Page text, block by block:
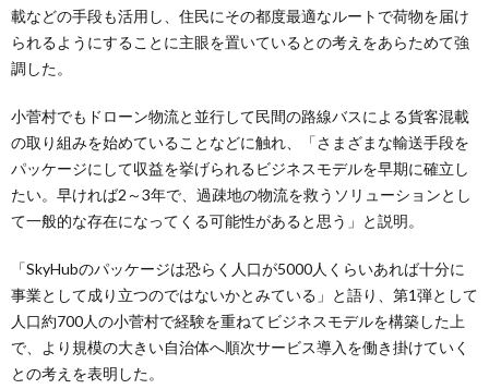
載などの手段も活用し、住民にその都度最適なルートで荷物を届け
られるようにすることに主眼を置いているとの考えをあらためて強
調した。
小菅村でもドローン物流と並行して民間の路線バスによる貨客混載
の取り組みを始めていることなどに触れ、「さまざまな輸送手段を
パッケージにして収益を挙げられるビジネスモデルを早期に確立し
たい。早ければ2～3年で、過疎地の物流を救うソリューションとし
て一般的な存在になってくる可能性があると思う」と説明。
「SkyHubのパッケージは恐らく人口が5000人くらいあれば十分に
事業として成り立つのではないかとみている」と語り、第1弾として
人口約700人の小菅村で経験を重ねてビジネスモデルを構築した上
で、より規模の大きい自治体へ順次サービス導入を働き掛けていく
との考えを表明した。